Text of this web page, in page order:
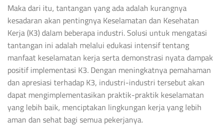
Maka dari itu, tantangan yang ada adalah kurangnya
kesadaran akan pentingnya Keselamatan dan Kesehatan
Kerja (K3) dalam beberapa industri. Solusi untuk mengatasi
tantangan ini adalah melalui edukasi intensif tentang
manfaat keselamatan kerja serta demonstrasi nyata dampak
positif implementasi K3. Dengan meningkatnya pemahaman
dan apresiasi terhadap K3, industri-industri tersebut akan
dapat mengimplementasikan praktik-praktik keselamatan
yang lebih baik, menciptakan lingkungan kerja yang lebih
aman dan sehat bagi semua pekerjanya.